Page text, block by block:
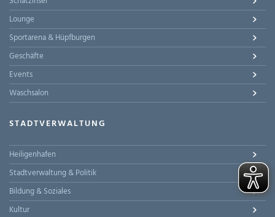
Lounge
Sportarena & Hüpfburgen
Geschäfte
Events
Waschsalon
STADTVERWALTUNG
Heiligenhafen
Stadtverwaltung & Politik
Bildung & Soziales
Kultur